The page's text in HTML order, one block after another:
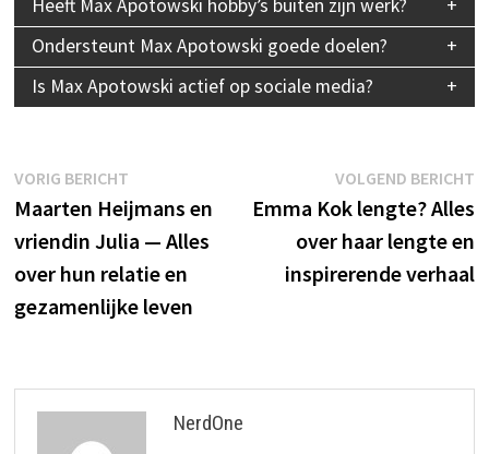
Heeft Max Apotowski hobby’s buiten zijn werk?
Ondersteunt Max Apotowski goede doelen?
Is Max Apotowski actief op sociale media?
Bericht
navigatie
VORIG BERICHTVorig
bericht:
Maarten Heijmans en
vriendin Julia — Alles
over hun relatie en
gezamenlijke leven
VOLGEND BERICHT
Emma Kok lengte? Alles
over haar lengte en
inspirerende verhaal
NerdOne